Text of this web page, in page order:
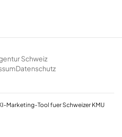
Schweiz
Datenschutz
Marketing-Tool fuer Schweizer KMU